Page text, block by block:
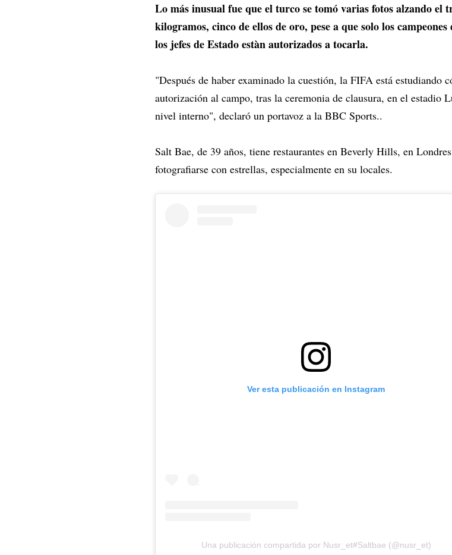
Lo más inusual fue que el turco se tomó varias fotos alzando el
kilogramos, cinco de ellos de oro, pese a que solo los
los jefes de Estado estàn autorizados a tocarla.
"Después de haber examinado la cuestión, la FIFA está estudiando
autorización al campo, tras la ceremonia de clausura, en el estadio
nivel interno", declaró un portavoz a la BBC Sports..
Salt Bae, de 39 años, tiene restaurantes en Beverly Hills, en
fotografiarse con estrellas, especialmente en su locales.
Ver esta publicación en Instagram
Una publicación compartida por Nusr_et#Saltbae (@nusr_et)